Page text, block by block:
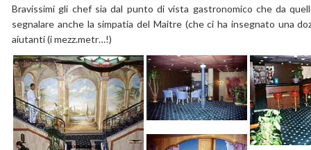
Bravissimi gli chef sia dal punto di vista gastronomico che da
segnalare anche la simpatia del Maitre (che ci ha insegnato una
aiutanti (i mezz.metr…!)